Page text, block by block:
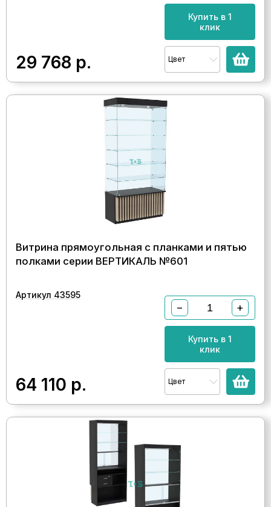
29 768 р.
Купить в 1
клик
Цвет
Витрина прямоугольная с планками и пятью
полками серии ВЕРТИКАЛЬ №601
Артикул 43595
64 110 р.
− +
Купить в 1
клик
Цвет